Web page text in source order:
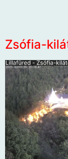
Zsófia-